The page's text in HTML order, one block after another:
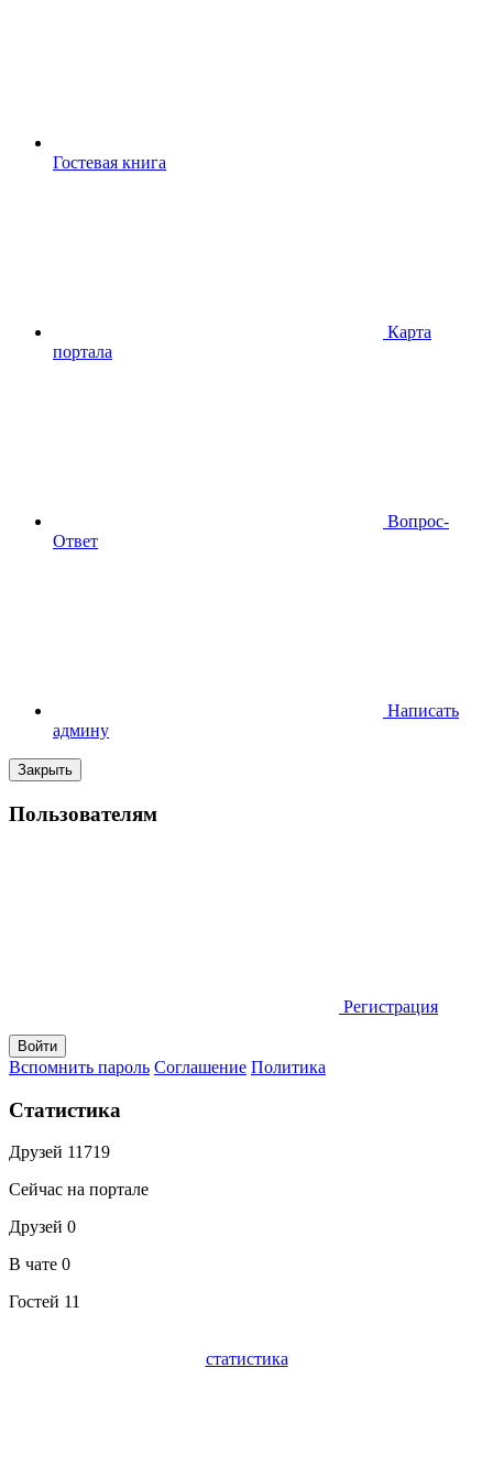
Гостевая книга
Карта
портала
Вопрос-
Ответ
Написать
админу
Закрыть
Пользователям
Регистрация
Вспомнить пароль Соглашение Политика
Статистика
Друзей 11719
Сейчас на портале
Друзей 0
В чате 0
Гостей 11
статистика